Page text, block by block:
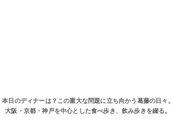
本日のディナーは？この重大な問題に立ち向かう葛藤の日々。
大阪・京都・神戸を中心とした食べ歩き、飲み歩きを綴る。